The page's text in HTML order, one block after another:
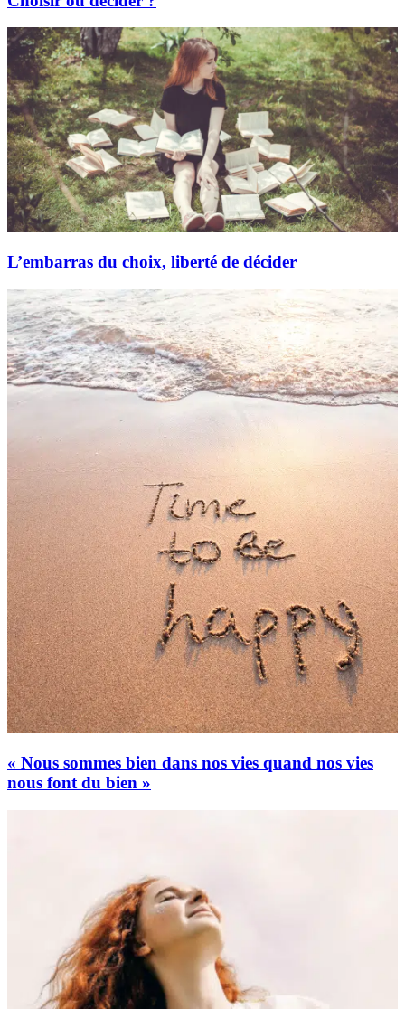
L’embarras du choix, liberté de décider
« Nous sommes bien dans nos vies quand nos vies
nous font du bien »